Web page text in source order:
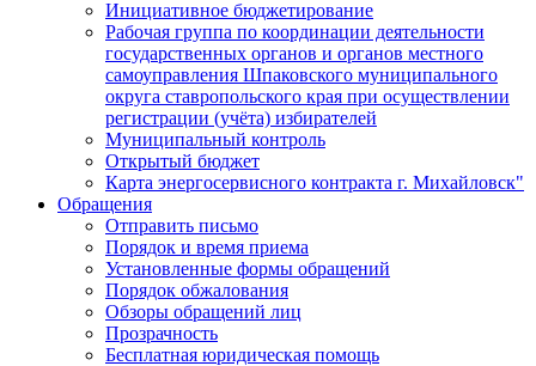
Инициативное бюджетирование
Рабочая группа по координации деятельности
государственных органов и органов местного
самоуправления Шпаковского муниципального
округа ставропольского края при осуществлении
регистрации (учёта) избирателей
Муниципальный контроль
Открытый бюджет
Карта энергосервисного контракта г. Михайловск"
Обращения
Отправить письмо
Порядок и время приема
Установленные формы обращений
Порядок обжалования
Обзоры обращений лиц
Прозрачность
Бесплатная юридическая помощь